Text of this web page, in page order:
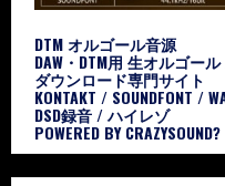
DTM オルゴール音源
DAW・DTM用 生オルゴー
ダウンロード専門サイト
KONTAKT / SOUNDFONT /
DSD録音 / ハイレゾ
POWERED BY CRAZYSOUND?